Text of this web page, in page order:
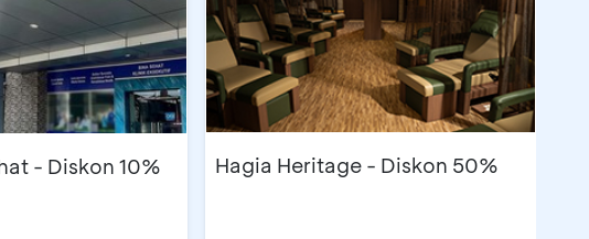
- Diskon 10% Hagia Heritage - Diskon 50%